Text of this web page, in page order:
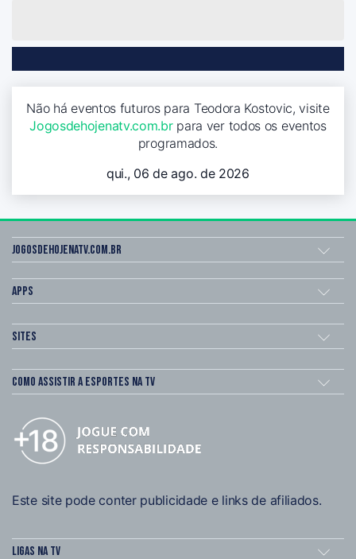
Não há eventos futuros para Teodora Kostovic, visite
Jogosdehojenatv.com.brpara ver todos os eventos
programados.
qui., 06 de ago. de 2026
Jogosdehojenatv.com.br
Apps
Sites
Como assistir a esportes na TV
Este site pode conter publicidade e links de afiliados.
Ligas na TV